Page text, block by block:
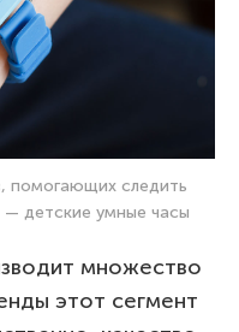
помогающих следить
детские умные часы
множество
этот сегмент